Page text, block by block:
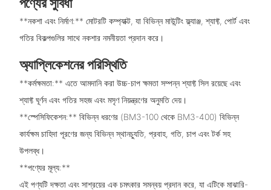
**নকশা এবং নির্মাণ:** মোটরটি কম্প্যাক্ট, যা বিভিন্ন মাউন্টিং ফ্ল্যাঞ্জ, শ্যাফ্ট, পোর্ট এবং
গতির বিকল্পগুলির সাথে নকশার নমনীয়তা প্রদান করে।
অ্যাপ্লিকেশনের পরিস্থিতি
**কর্মক্ষমতা:** এতে আমদানি করা উচ্চ-চাপ ক্ষমতা সম্পন্ন শ্যাফ্ট সিল রয়েছে এবং
শ্যাফ্ট ঘূর্ণন এবং গতির সহজ এবং মসৃণ নিয়ন্ত্রণের অনুমতি দেয়।
**স্পেসিফিকেশন:** বিভিন্ন ধরণের (BM3-100 থেকে BM3-400) বিভিন্ন
কার্যক্ষম চাহিদা পূরণের জন্য বিভিন্ন স্থানচ্যুতি, প্রবাহ, গতি, চাপ এবং টর্ক সহ
উপলব্ধ।
**পণ্যের মূল্য:**
এই পণ্যটি দক্ষতা এবং সাশ্রয়ের এক চমৎকার সমন্বয় প্রদান করে, যা এটিকে মাঝারি-